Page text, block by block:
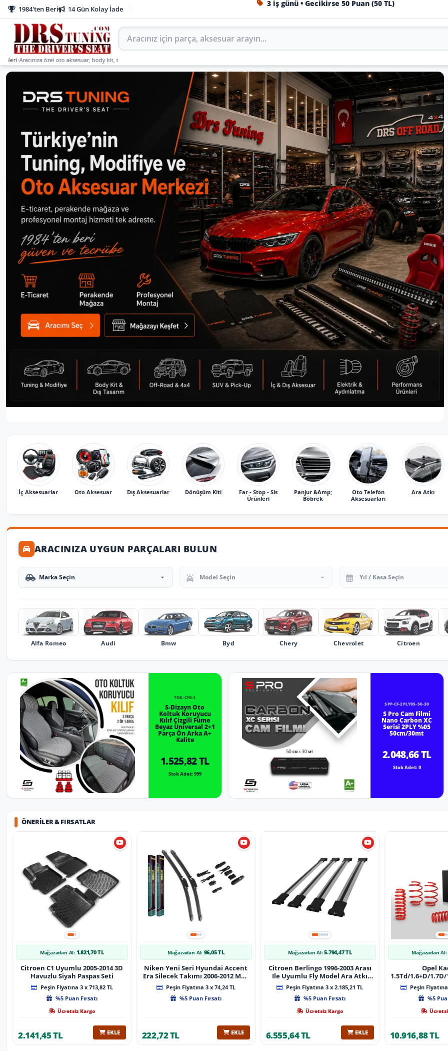
1984'ten Beri 14 Gün Kolay İade 1984'ten beri Türkiye’nin en büyük oto aksesuar ve tuning
Aracınız için parça arayın
özel oto aksesuar, body kit, tuning, SUV, pickup ve off-road ürünlerini DRS Tuning’de marka, model ve yıla göre keşfedin.
İç Aksesuarlar Oto Aksesuar Dış Aksesuarlar Dönüşüm Kiti
Far - Stop - Sis
Ürünleri
Panjur &Amp;
Böbrek
Oto Telefon
Aksesuarları
Ara Atkı
ARACINIZA UYGUN PARÇALARI BULUN
Marka Seçin Model Seçin Yıl Seçin
Alfa Romeo Audi Bmw Byd Chery Chevrolet Citroen
TOK-CFB-3
S-Dizayn Oto
Koltuk Koruyucu
Kılıf Çizgili Füme
Beyaz Universal 2+1
Parça Ön Arka A+
Kalite
1.525,82 TL
Stok Adet: 999
SPP-CF-2PLY05-50-30
S Pro Cam Filmi
Nano Carbon XC
Serisi 2PLY %05
50cm/30mt
2.048,66 TL
Stok Adet: 0
ÖNERILER & FIRSATLAR
Mağazadan Al: 1.821,70 TL
Citroen C1 Uyumlu 2005-2014 3D
Havuzlu Siyah Paspas Seti
Peşin Fiyatına 3 x 713,82 TL
%5 Puan Fırsatı
Ücretsiz Kargo
2.141,45 TL EKLE
Mağazadan Al: 96,05 TL
Niken Yeni Seri Hyundai Accent
Era Silecek Takımı 2006-2012 Muz
Tip Silecek Aparatlı
Peşin Fiyatına 3 x 74,24 TL
%5 Puan Fırsatı
222,72 TL EKLE
Mağazadan Al: 5.794,47 TL
Citroen Berlingo 1996-2003 Arası
Ile Uyumlu Fly Model Ara Atkı
Tavan Barı Gri̇ 4 Adet Bar
Peşin Fiyatına 3 x 2.185,21 TL
%5 Puan Fırsatı
Ücretsiz Kargo
6.555,64 TL EKLE
Mağazadan Al:
Opel
1.5Td/1.6+D/1.7D/
08/1991
Peşin
%5
10.916,88 TL